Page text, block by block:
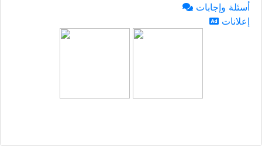
أسئلة وإجابات
إعلانات